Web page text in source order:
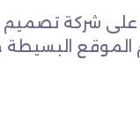
شركة تصميم
البسيطة